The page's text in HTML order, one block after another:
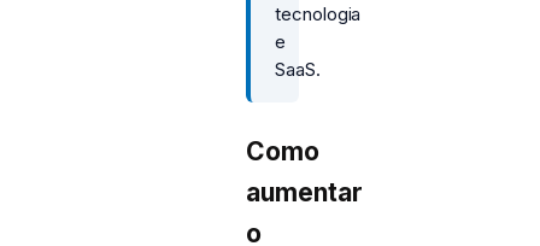
tecnologia
e
SaaS.
Como
aumentar
o